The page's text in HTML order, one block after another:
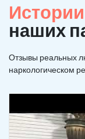
наших
Отзывы реальных
наркологическом